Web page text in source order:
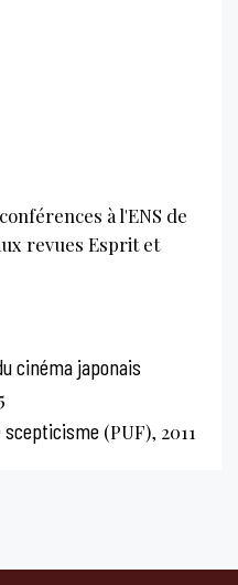
à l'ENS de
revues Esprit et
cinéma japonais
scepticisme (PUF), 2011